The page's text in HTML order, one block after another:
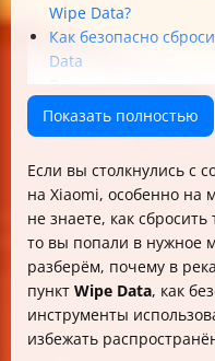
Wipe Data?
Как безопасно
Data
Важные условия
Что делать, если
появляется ошибка
Выбор версии ROM
Распространённые
исправление
Как избежать
Альтернативные
Soft Reset и Hard
Как попасть в режим
Reset
Показать полностью
Если вы столкнулись с
на Xiaomi, особенно на
не знаете, как
то вы попали в нужное
разберём, почему в
пункт Wipe Data, как
инструменты
избежать